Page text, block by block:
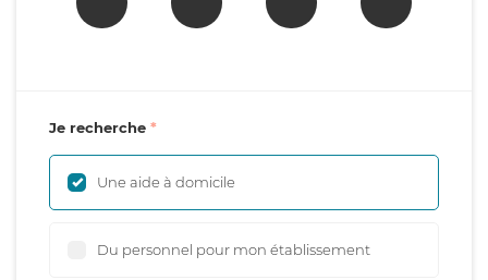
Je recherche
Une aide à domicile
Du personnel pour mon établissement